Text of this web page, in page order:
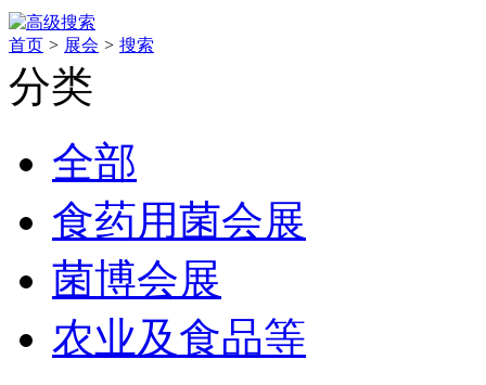
首页 > 展会 > 搜索
分类
全部
食药用菌会展
菌博会展
农业及食品等